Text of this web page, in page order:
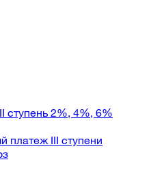
ступень 2%, 4%, 6%
платеж III ступени